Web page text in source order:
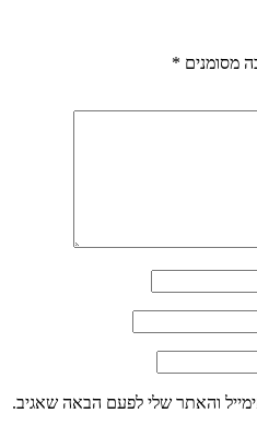
מסומנים *
והאתר שלי לפעם הבאה שאגיב.